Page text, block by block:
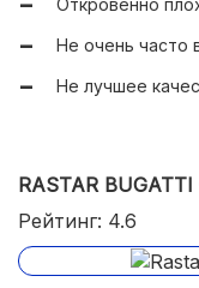
Не очень часто
Не лучшее
RASTAR
Рейтинг: 4.6